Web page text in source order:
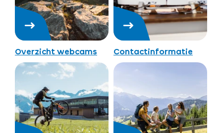
Overzicht webcams Contactinformatie